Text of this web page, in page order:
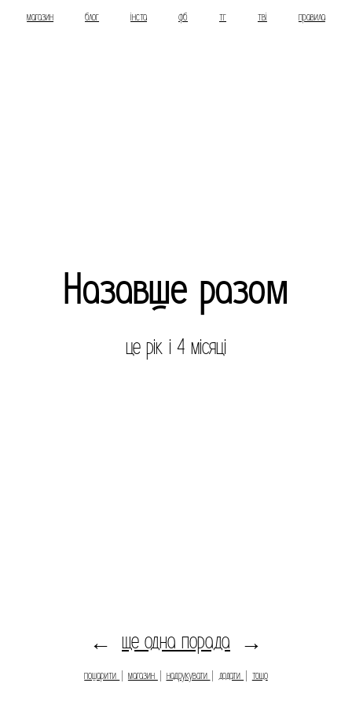
магазин блог інста фб тг тві правила
Назавше разом
це рік і 4 місяці
← ще одна порада →
пошарити магазин надрукувати додати тощо